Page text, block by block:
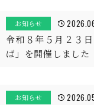
お知らせ
令和８年５月２３
ば」を開催しました
お知らせ